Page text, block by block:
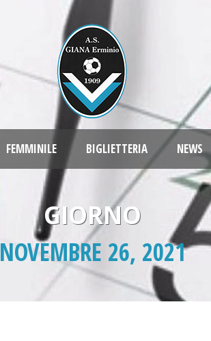
FEMMINILE BIGLIETTERIA NEWS
GIORNO
NOVEMBRE 26, 2021